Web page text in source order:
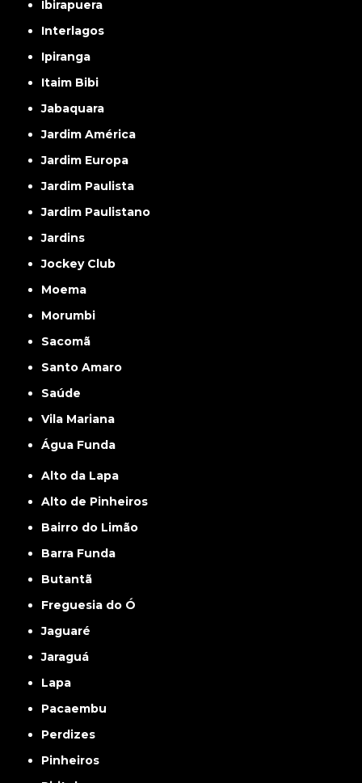
Ibirapuera
Interlagos
Ipiranga
Itaim Bibi
Jabaquara
Jardim América
Jardim Europa
Jardim Paulista
Jardim Paulistano
Jardins
Jockey Club
Moema
Morumbi
Sacomã
Santo Amaro
Saúde
Vila Mariana
Água Funda
Alto da Lapa
Alto de Pinheiros
Bairro do Limão
Barra Funda
Butantã
Freguesia do Ó
Jaguaré
Jaraguá
Lapa
Pacaembu
Perdizes
Pinheiros